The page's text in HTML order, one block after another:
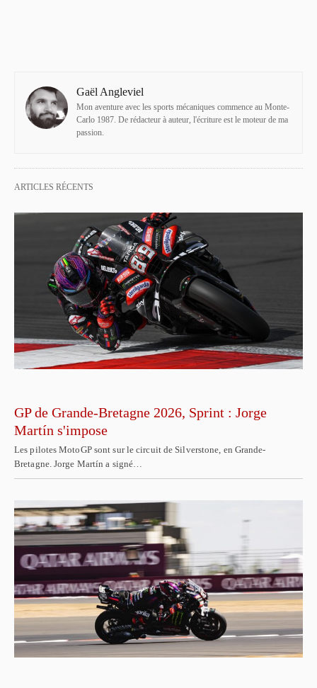
Gaël Angleviel
Mon aventure avec les sports mécaniques commence au Monte-
Carlo 1987. De rédacteur à auteur, l'écriture est le moteur de ma
passion.
ARTICLES RÉCENTS
GP de Grande-Bretagne 2026, Sprint : Jorge
Martín s'impose
Les pilotes MotoGP sont sur le circuit de Silverstone, en Grande-
Bretagne. Jorge Martín a signé…